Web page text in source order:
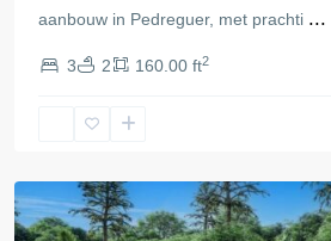
aanbouw in Pedreguer, met prachti ...
3 2 160.00 ft2